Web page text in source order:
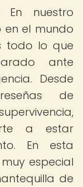
En nuestro
el mundo
todo lo que
ante
Desde
de
a estar
En esta
especial
de